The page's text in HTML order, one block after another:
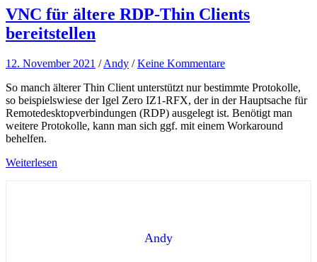
VNC für ältere RDP-Thin Clients
bereitstellen
12. November 2021 /Andy /Keine Kommentare
So manch älterer Thin Client unterstützt nur bestimmte Protokolle,
so beispielswiese der Igel Zero IZ1-RFX, der in der Hauptsache für
Remotedesktopverbindungen (RDP) ausgelegt ist. Benötigt man
weitere Protokolle, kann man sich ggf. mit einem Workaround
behelfen.
Weiterlesen
Andy